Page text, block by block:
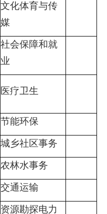
文化体育与传
媒
社会保障和就
业
医疗卫生
节能环保
城乡社区事务
农林水事务
交通运输
资源勘探电力